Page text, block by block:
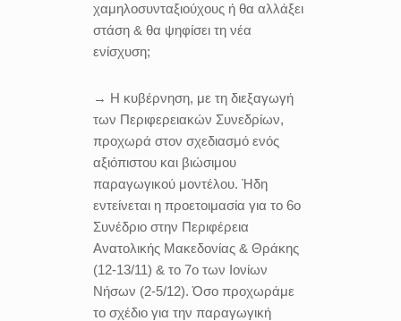
χαμηλοσυνταξιούχους ή θα αλλάξει
στάση & θα ψηφίσει τη νέα
ενίσχυση;
→ Η κυβέρνηση, με τη διεξαγωγή
των Περιφερειακών Συνεδρίων,
προχωρά στον σχεδιασμό ενός
αξιόπιστου και βιώσιμου
παραγωγικού μοντέλου. Ήδη
εντείνεται η προετοιμασία για το 6ο
Συνέδριο στην Περιφέρεια
Ανατολικής Μακεδονίας & Θράκης
(12-13/11) & το 7ο των Ιονίων
Νήσων (2-5/12). Όσο προχωράμε
το σχέδιο για την παραγωγική